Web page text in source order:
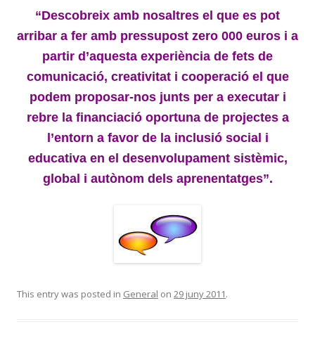
“Descobreix amb nosaltres el que es pot
arribar a fer amb pressupost zero 000 euros i a
partir d’aquesta experiència de fets de
comunicació, creativitat i cooperació el que
podem proposar-nos junts per a executar i
rebre la financiació oportuna de projectes a
l’entorn a favor de la inclusió social i
educativa en el desenvolupament sistèmic,
global i autònom dels aprenentatges”.
This entry was posted in General on 29 juny 2011.